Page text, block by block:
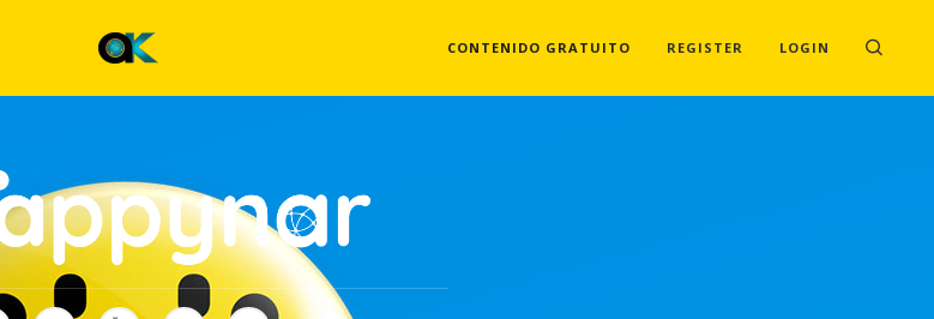
CONTENIDO GRATUITO REGISTER LOGIN